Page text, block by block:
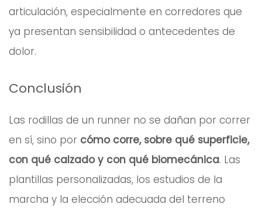
articulación, especialmente en corredores que
ya presentan sensibilidad o antecedentes de
dolor.
Conclusión
Las rodillas de un runner no se dañan por correr
en sí, sino por cómo corre, sobre qué superficie,
con qué calzado y con qué biomecánica. Las
plantillas personalizadas, los estudios de la
marcha y la elección adecuada del terreno